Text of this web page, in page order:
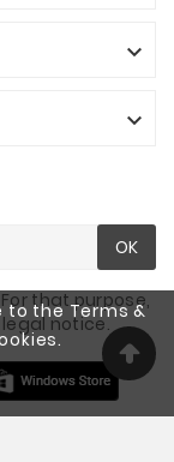
to the Terms &


OK
that purpose,
notice.